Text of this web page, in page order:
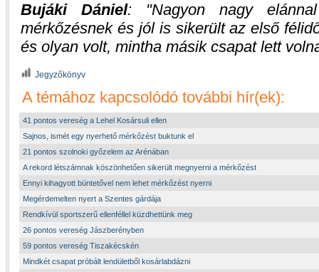
Bujáki Dániel:
Nagyon nagy
mérkőzésnek és jól is sikerült az első
és olyan volt, mintha másik csapat lett
Jegyzőkönyv
A témához kapcsolódó további hír(ek):
41 pontos vereség a Lehel Kosársuli ellen
Sajnos, ismét egy nyerhető mérkőzést buktunk el
21 pontos szolnoki győzelem az Arénában
A rekord létszámnak köszönhetően sikerült megnyerni a mérkőzést
Ennyi kihagyott büntetővel nem lehet mérkőzést nyerni
Megérdemelten nyert a Szentes gárdája
Rendkívül sportszerű ellenféllel küzdhettünk meg
26 pontos vereség Jászberényben
59 pontos vereség Tiszakécskén
Mindkét csapat próbált lendületből kosárlabdázni